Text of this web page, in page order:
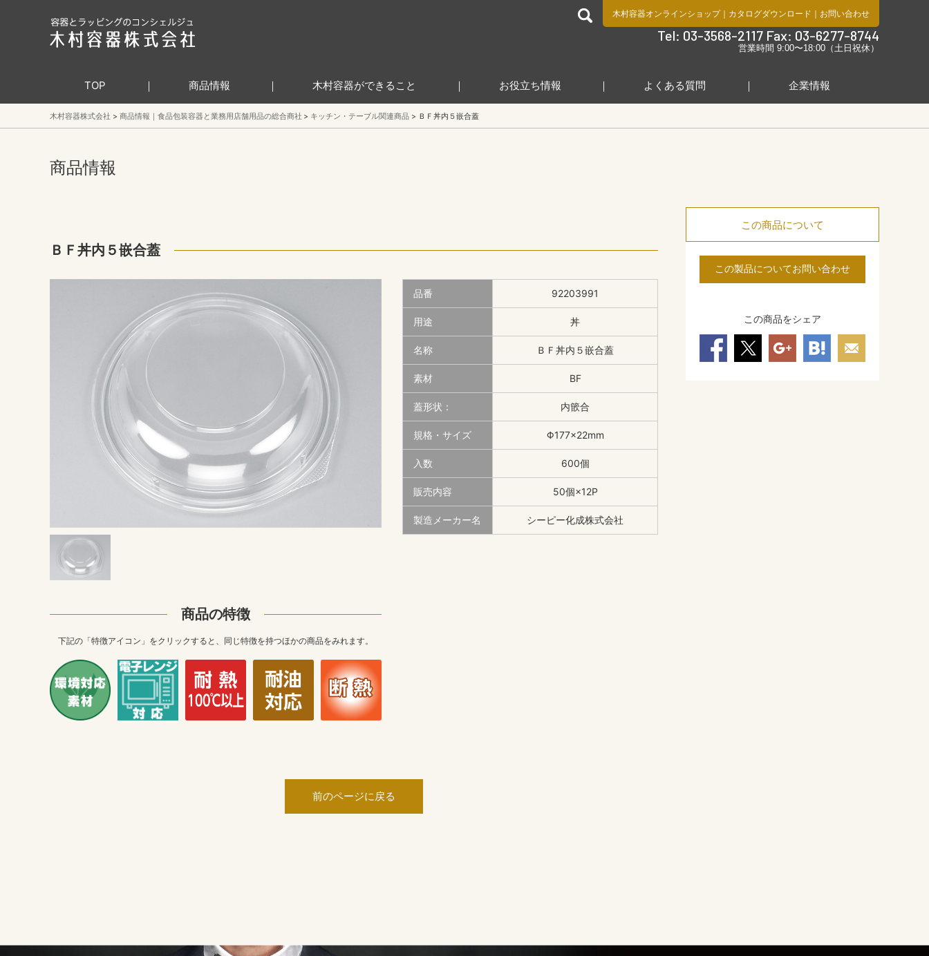
食品包装容器と業務用店舗用品の総合商社 木村容器株式会社
木村容器オンラインショップ｜ カタログダウンロード ｜ お問い合わせ
Tel: 03-3568-2117 Fax: 03-6277-8744
営業時間 9:00〜18:00（土日祝休）
TOP 商品情報 木村容器ができること お役立ち情報 よくある質問 企業情報
木村容器株式会社 商品情報｜食品包装容器と業務用店舗用品の総合商社 キッチン・テーブル関連商品 ＢＦ丼内５嵌合蓋
商品情報
ＢＦ丼内５嵌合蓋
商品の特徴
下記の「特徴アイコン」をクリックすると、同じ特徴を持つほかの商品をみれます。
品番 92203991
用途 丼
名称 ＢＦ丼内５嵌合蓋
素材 BF
蓋形状： 内篏合
規格・サイズ Φ177×22mm
入数 600個
販売内容 50個×12P
製造メーカー名 シーピー化成株式会社
前のページに戻る
この商品について
この製品についてお問い合わせ
この商品をシェア